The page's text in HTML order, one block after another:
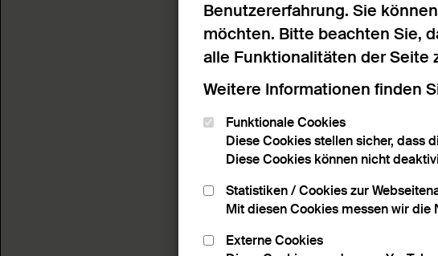
Benutzererfahrung. Sie
möchten. Bitte beachten Sie,
alle Funktionalitäten der Seite
Weitere Informationen finden
Funktionale Cookies
Diese Cookies stellen sicher, dass
Diese Cookies können nicht
Statistiken / Cookies zur
Mit diesen Cookies messen wir die
Externe Cookies